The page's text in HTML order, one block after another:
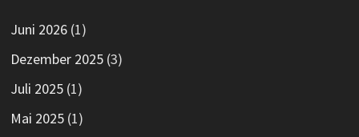
Juni 2026(1)
Dezember 2025(3)
Juli 2025(1)
Mai 2025(1)